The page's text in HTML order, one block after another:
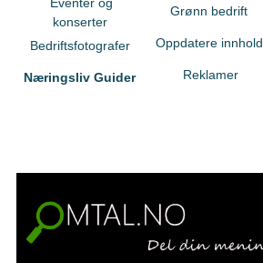
konserter
Bedriftsfotografer
Næringsliv Guider
Grønn bedrift
Oppdatere innhold
Reklamer